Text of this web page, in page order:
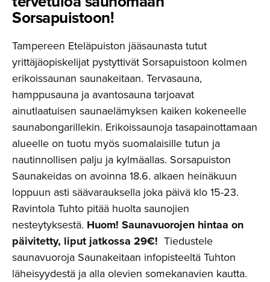
Sorsapuistoon!
Tampereen Eteläpuiston jääsaunasta tutut
yrittäjäopiskelijat pystyttivät Sorsapuistoon kolmen
erikoissaunan saunakeitaan. Tervasauna,
hamppusauna ja avantosauna tarjoavat
ainutlaatuisen saunaelämyksen kaiken kokeneelle
saunabongarillekin. Erikoissaunoja tasapainottamaan
alueelle on tuotu myös suomalaisille tutun ja
nautinnollisen palju ja kylmäallas. Sorsapuiston
Saunakeidas on avoinna 18.6. alkaen heinäkuun
loppuun asti säävarauksella joka päivä klo 15-23.
Ravintola Tuhto pitää huolta saunojien
nesteytyksestä. Huom! Saunavuorojen hintaa on
päivitetty, liput jatkossa 29€! Tiedustele
saunavuoroja Saunakeitaan infopisteeltä Tuhton
läheisyydestä ja alla olevien somekanavien kautta.